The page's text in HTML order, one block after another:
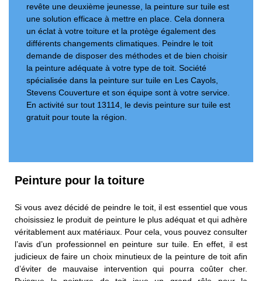
revête une deuxième jeunesse, la peinture sur tuile est
une solution efficace à mettre en place. Cela donnera
un éclat à votre toiture et la protège également des
différents changements climatiques. Peindre le toit
demande de disposer des méthodes et de bien choisir
la peinture adéquate à votre type de toit. Société
spécialisée dans la peinture sur tuile en Les Cayols,
Stevens Couverture et son équipe sont à votre service.
En activité sur tout 13114, le devis peinture sur tuile est
gratuit pour toute la région.
Peinture pour la toiture
Si vous avez décidé de peindre le toit, il est essentiel que vous
choisissiez le produit de peinture le plus adéquat et qui adhère
véritablement aux matériaux. Pour cela, vous pouvez consulter
l’avis d’un professionnel en peinture sur tuile. En effet, il est
judicieux de faire un choix minutieux de la peinture de toit afin
d’éviter de mauvaise intervention qui pourra coûter cher.